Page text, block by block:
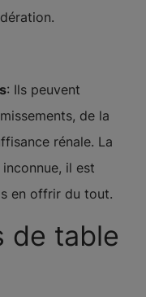
: Ils peuvent
de la
rénale. La
il est
en offrir du tout.
de table